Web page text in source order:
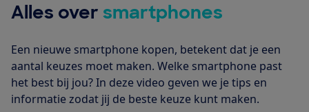
Alles over smartphones
Een nieuwe smartphone kopen, betekent dat je een
aantal keuzes moet maken. Welke smartphone past
het best bij jou? In deze video geven we je tips en
informatie zodat jij de beste keuze kunt maken.